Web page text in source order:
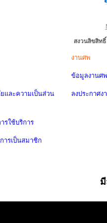
สงวนลิขสิท
และความเป็นส่วน
รใช้บริการ
ารเป็นสมาชิก
งานศพ
ข้อมูลงานศพ
ลงประกาศง